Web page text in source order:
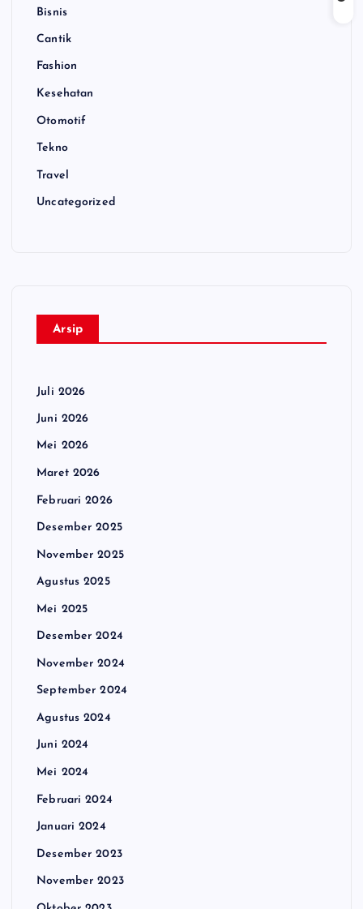
Bisnis
Cantik
Fashion
Kesehatan
Otomotif
Tekno
Travel
Uncategorized
Arsip
Juli 2026
Juni 2026
Mei 2026
Maret 2026
Februari 2026
Desember 2025
November 2025
Agustus 2025
Mei 2025
Desember 2024
November 2024
September 2024
Agustus 2024
Juni 2024
Mei 2024
Februari 2024
Januari 2024
Desember 2023
November 2023